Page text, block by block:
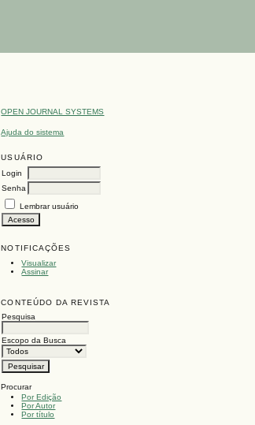
OPEN JOURNAL SYSTEMS
Ajuda do sistema
USUÁRIO
Login
Senha
Lembrar usuário
NOTIFICAÇÕES
Visualizar
Assinar
CONTEÚDO DA REVISTA
Pesquisa
Escopo da Busca
Procurar
Por Edição
Por Autor
Por título